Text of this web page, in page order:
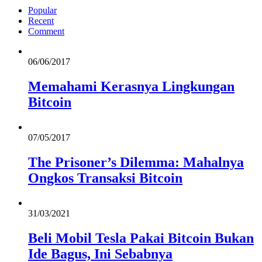
Popular
Recent
Comment
06/06/2017
Memahami Kerasnya Lingkungan
Bitcoin
07/05/2017
The Prisoner’s Dilemma: Mahalnya
Ongkos Transaksi Bitcoin
31/03/2021
Beli Mobil Tesla Pakai Bitcoin Bukan
Ide Bagus, Ini Sebabnya